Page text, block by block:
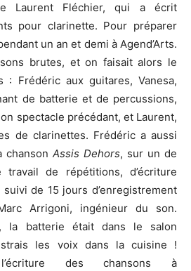
Laurent Fléchier, qui a écrit
pour clarinette. Pour préparer
un an et demi à Agend’Arts.
brutes, et on faisait alors le
: Frédéric aux guitares, Vanesa,
de batterie et de percussions,
spectacle précédant, et Laurent,
de clarinettes. Frédéric a aussi
chanson Assis Dehors, sur un de
de répétitions, d’écriture
suivi de 15 jours d’enregistrement
Arrigoni, ingénieur du son.
la batterie était dans le salon
les voix dans la cuisine !
des chansons à